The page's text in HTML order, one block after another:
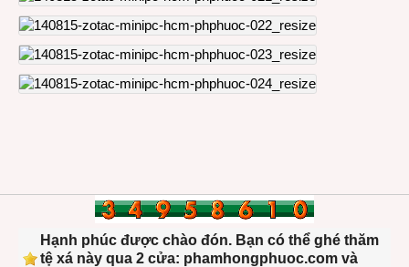
Hạnh phúc được chào đón. Bạn có thể ghé thăm
tệ xá này qua 2 cửa: phamhongphuoc.com và